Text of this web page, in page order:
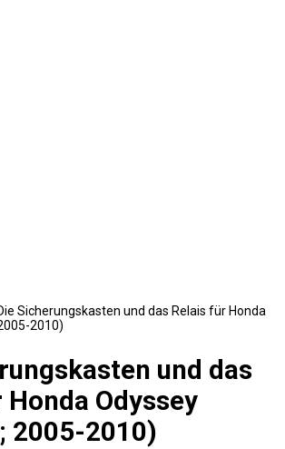
Sicherungskasten und das Relais für Honda
2010)
und das
Odyssey
2005-2010)